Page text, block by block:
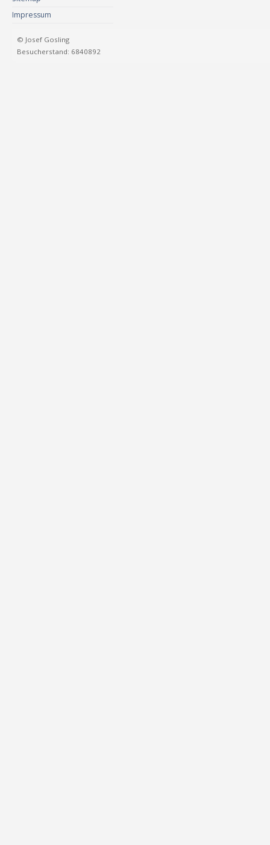
Impressum
© Josef Gosling
Besucherstand: 6840892